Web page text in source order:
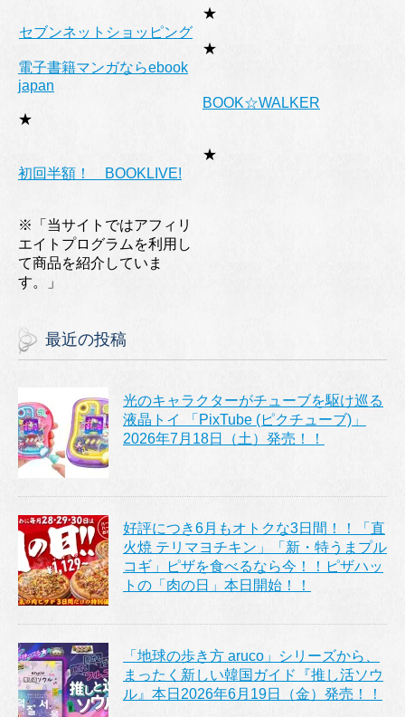
★
セブンネットショッピング
★
電子書籍マンガならebook
japan
★
BOOK☆WALKER
★
初回半額！ BOOKLIVE!
※「当サイトではアフィリ
エイトプログラムを利用し
て商品を紹介していま
す。」
最近の投稿
光のキャラクターがチューブを駆け巡る
液晶トイ 「PixTube (ピクチューブ)」
2026年7月18日（土）発売！！
好評につき6月もオトクな3日間！！「直
火焼 テリマヨチキン」「新・特うまプル
コギ」ピザを食べるなら今！！ピザハッ
トの「肉の日」本日開始！！
「地球の歩き方 aruco」シリーズから、
まったく新しい韓国ガイド『推し活ソウ
ル』本日2026年6月19日（金）発売！！